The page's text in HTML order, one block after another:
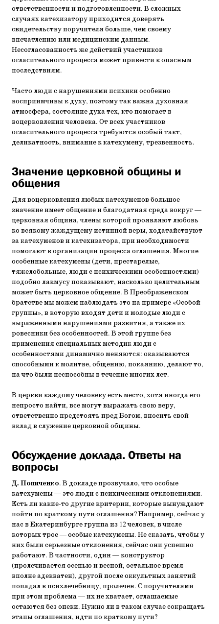
ответственности и подготовленности. В сложных
случаях катехизатору приходится доверять
свидетельству поручителя больше, чем своему
впечатлению или медицинским данным.
Несогласованность же действий участников
огласительного процесса может привести к опасным
последствиям.
Часто люди с нарушениями психики особенно
восприимчивы к духу, поэтому так важна духовная
атмосфера, состояние духа тех, кто помогает в
воцерковлении человека. От всех участников
огласительного процесса требуются особый такт,
деликатность, внимание к катехумену, трезвенность.
Значение церковной общины и
общения
Для воцерковления любых катехуменов большое
значение имеет общение и благодатная среда вокруг —
церковная община, члены которой проявляют любовь
ко всякому жаждущему истинной веры, ходатайствуют
за катехуменов и катехизатора, при необходимости
помогают в организации процесса оглашения. Многие
особенные катехумены (дети, престарелые,
тяжелобольные, люди с психическими особенностями)
подобно лакмусу показывают, насколько целительным
может быть церковное общение. В Преображенском
братстве мы можем наблюдать это на примере «Особой
группы», в которую входят дети и молодые люди с
выраженными нарушениями развития, а также их
ровесники без особенностей. В этой группе без
применения специальных методик люди с
особенностями динамично меняются: оказываются
способными к молитве, общению, покаянию, делают то,
на что были неспособны в течение многих лет.
В церкви каждому человеку есть место, хотя иногда его
непросто найти, все могут выражать свою веру,
ответственно предстоять пред Богом, вносить свой
вклад в служение церковной общины.
Обсуждение доклада. Ответы на
вопросы
Д. Попиченко. В докладе прозвучало, что особые
катехумены ― это люди с психическими отклонениями.
Есть ли какие-то другие критерии, которые вынуждают
пойти по краткому пути оглашения? Например, сейчас у
нас в Екатеринбурге группа из 12 человек, в числе
которых трое ― особые катехумены. Не сказать, чтобы у
них были серьезные отклонения, сейчас они успешно
работают. В частности, один — конструктор
(пролечивается осенью и весной, остальное время
вполне адекватен), другой после оккультных занятий
попадал в психлечебницу, пролечен. С поручителями
при этом проблема — их не хватает, оглашаемые
остаются без опеки. Нужно ли в таком случае сокращать
этапы оглашения, идти по краткому пути?